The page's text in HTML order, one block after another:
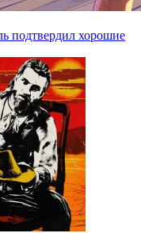
подтвердил хорошие